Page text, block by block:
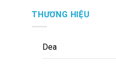
THƯƠNG HIỆU
Dea